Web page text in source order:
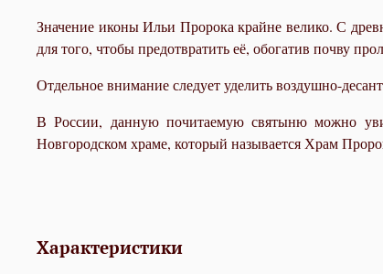
Значение иконы Ильи Пророка крайне велико. С
для того, чтобы предотвратить её, обогатив почву
Отдельное внимание следует уделить воздушно-
В России, данную почитаемую святыню можно
Новгородском храме, который называется Храм
Характеристики